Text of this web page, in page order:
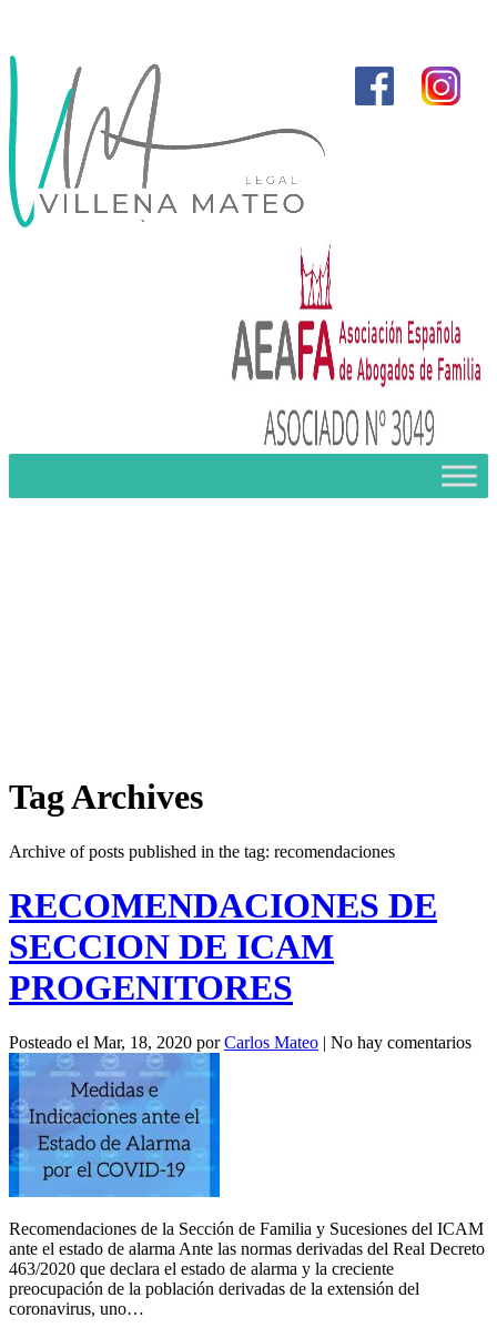
Tag Archives
Archive of posts published in the tag: recomendaciones
RECOMENDACIONES DE
SECCION DE ICAM
PROGENITORES
Posteado el Mar, 18, 2020 porCarlos Mateo | No hay comentarios
Recomendaciones de la Sección de Familia y Sucesiones del ICAM
ante el estado de alarma Ante las normas derivadas del Real Decreto
463/2020 que declara el estado de alarma y la creciente
preocupación de la población derivadas de la extensión del
coronavirus, uno…